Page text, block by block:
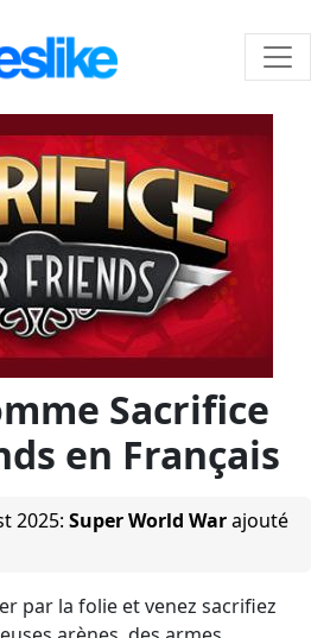
Sacrifice
en Français
2025: Super World Warajouté
par la folie et venez sacrifiez